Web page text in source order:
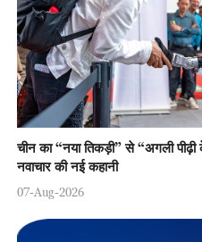
चीन का “नया तिकड़ी” से “अगली
नवाचार की नई कहानी
07-Aug-2026